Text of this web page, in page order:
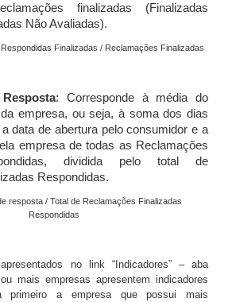
finalizadas (Finalizadas
Não Avaliadas).
Finalizadas / Reclamações Finalizadas
: Corresponde à média do
empresa, ou seja, à soma dos dias
data de abertura pelo consumidor e a
empresa de todas as Reclamações
dividida pelo total de
Respondidas.
resposta / Total de Reclamações Finalizadas
Respondidas
no link “Indicadores” – aba
mais empresas apresentem indicadores
primeiro a empresa que possui mais